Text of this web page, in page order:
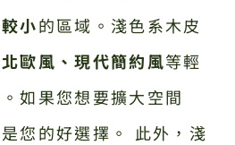
小的區域。淺色系木皮
北歐風、現代簡約風等輕
如果您想要擴大空間
您的好選擇。 此外，淺